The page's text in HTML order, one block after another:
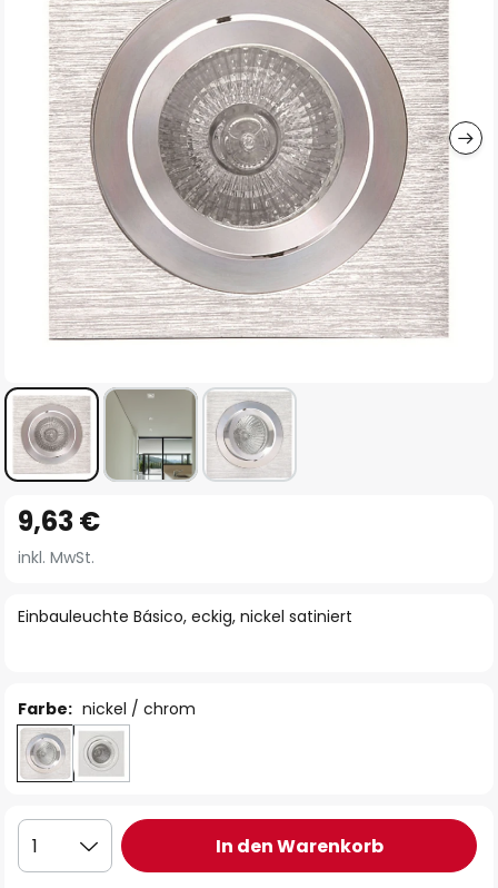
springen
Anfang
der
springen
Einbauleuchte Básico, eckig, nickel satiniert
9,63 €
inkl. MwSt.
Farbe: nickel / chrom
1 In den Warenkorb